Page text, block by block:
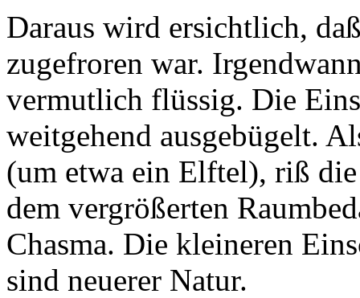
Daraus wird ersichtlich,
zugefroren war.
vermutlich flüssig. Die
weitgehend ausgebügelt.
(um etwa ein Elftel), riß
dem vergrößerten
Chasma. Die kleineren
sind neuerer Natur.